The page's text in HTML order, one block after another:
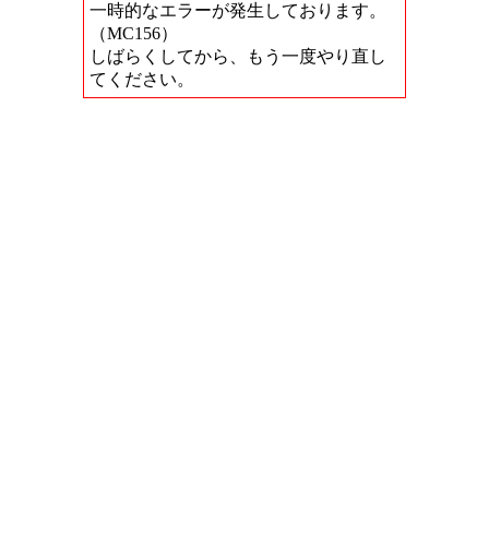
一時的なエラーが発生しております。
（MC156）
しばらくしてから、もう一度やり直し
てください。